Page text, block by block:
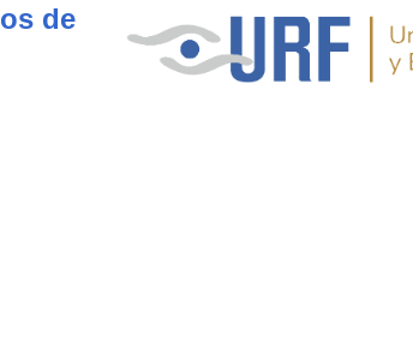
de